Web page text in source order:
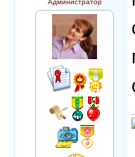
Администратор